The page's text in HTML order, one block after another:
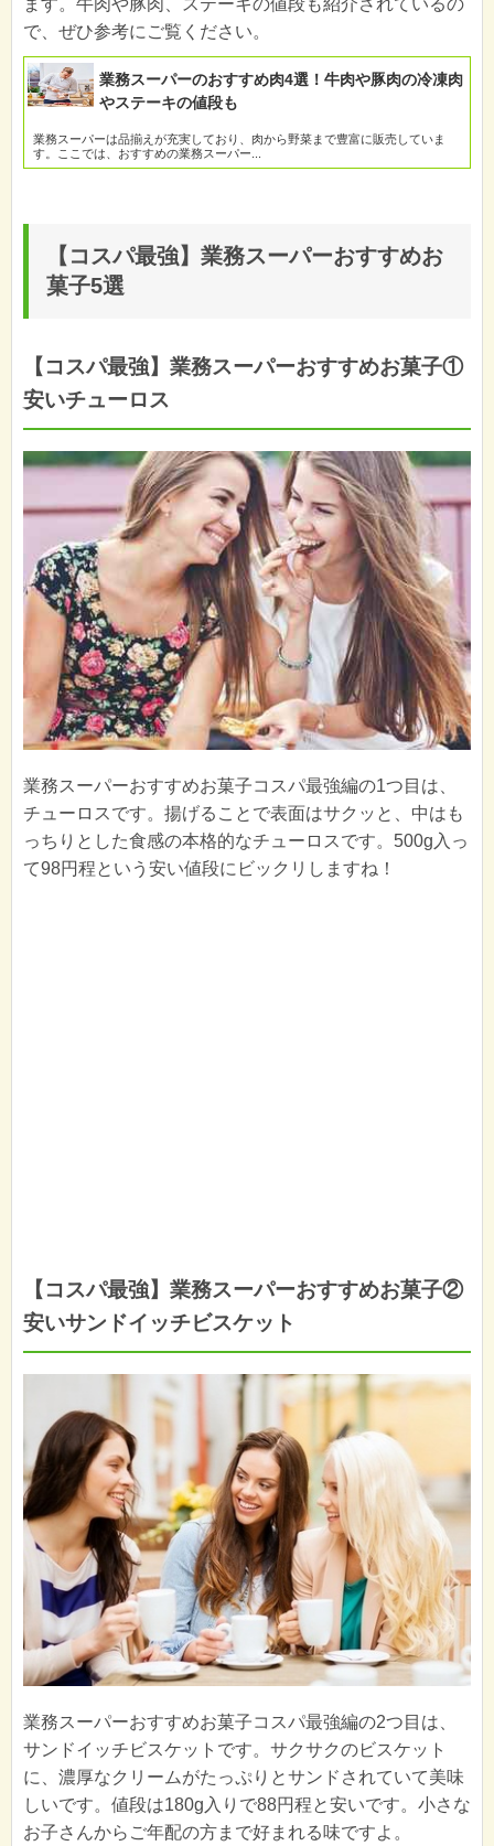
ます。牛肉や豚肉、ステーキの値段も紹介されているの
で、ぜひ参考にご覧ください。
業務スーパーのおすすめ肉4選！牛肉や豚肉の冷凍肉
やステーキの値段も
業務スーパーは品揃えが充実しており、肉から野菜まで豊富に販売していま
す。ここでは、おすすめの業務スーパー...
【コスパ最強】業務スーパーおすすめお
菓子5選
【コスパ最強】業務スーパーおすすめお菓子①
安いチューロス
業務スーパーおすすめお菓子コスパ最強編の1つ目は、
チューロスです。揚げることで表面はサクッと、中はも
っちりとした食感の本格的なチューロスです。500g入っ
て98円程という安い値段にビックリしますね！
【コスパ最強】業務スーパーおすすめお菓子②
安いサンドイッチビスケット
業務スーパーおすすめお菓子コスパ最強編の2つ目は、
サンドイッチビスケットです。サクサクのビスケット
に、濃厚なクリームがたっぷりとサンドされていて美味
しいです。値段は180g入りで88円程と安いです。小さな
お子さんからご年配の方まで好まれる味ですよ。